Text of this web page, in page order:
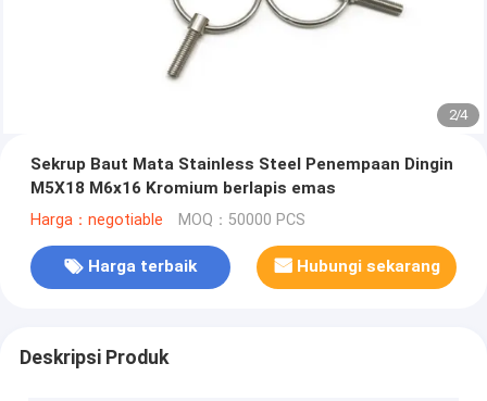
2/4
Sekrup Baut Mata Stainless Steel Penempaan Dingin
M5X18 M6x16 Kromium berlapis emas
Harga：negotiable MOQ：50000 PCS
Harga terbaik Hubungi sekarang
Deskripsi Produk